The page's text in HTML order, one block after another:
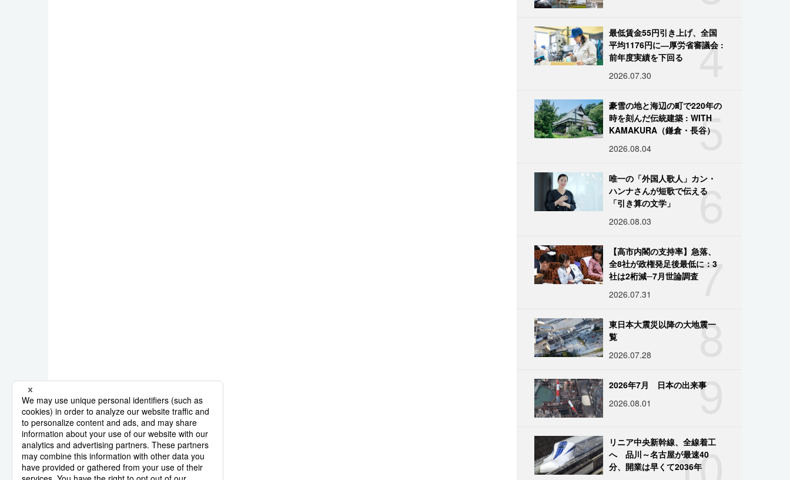
4
最低賃金55円引き上げ、全国
平均1176円に―厚労省審議会 :
前年度実績を下回る
2026.07.30
5
豪雪の地と海辺の町で220年の
時を刻んだ伝統建築 : WITH
KAMAKURA（鎌倉・長谷）
2026.08.04
6
唯一の「外国人歌人」カン・
ハンナさんが短歌で伝える
「引き算の文学」
2026.08.03
7
【高市内閣の支持率】急落、
全8社が政権発足後最低に：3
社は2桁減─7月世論調査
2026.07.31
8
東日本大震災以降の大地震一
覧
2026.07.28
9
2026年7月 日本の出来事
2026.08.01
10
リニア中央新幹線、全線着工
へ 品川～名古屋が最速40
分、開業は早くて2036年